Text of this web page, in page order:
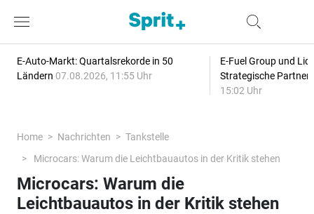
E-Auto-Markt: Quartalsrekorde in 50
Ländern 07.08.2026, 11:55 Uhr
E-Fuel Group und
Strategische
15:02 Uhr
Home Nachrichten
Tankstelle
Microcars: Warum die Leichtbauautos in der Kritik stehen
Microcars: Warum die
Leichtbauautos in der Kritik stehen